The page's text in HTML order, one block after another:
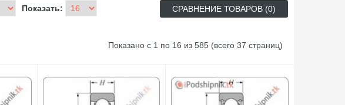
СРАВНЕНИЕ ТОВАРОВ (0)
Показать:
Показано с 1 по 16 из 585 (всего 37 страниц)